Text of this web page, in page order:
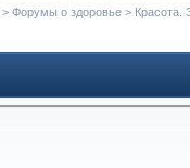
> Форумы о здоровье > Красота.